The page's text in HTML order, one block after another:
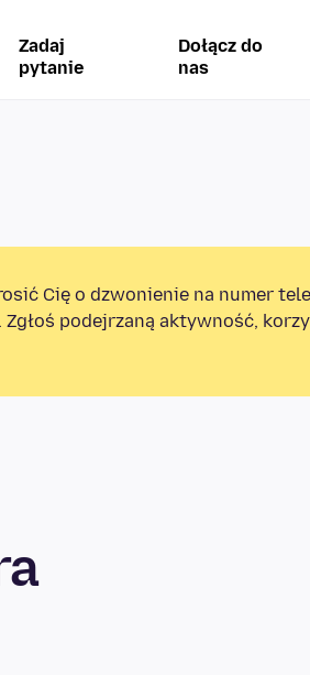
Zadaj
pytanie
Dołącz do
nas
Cię o dzwonienie na numer
podejrzaną aktywność,